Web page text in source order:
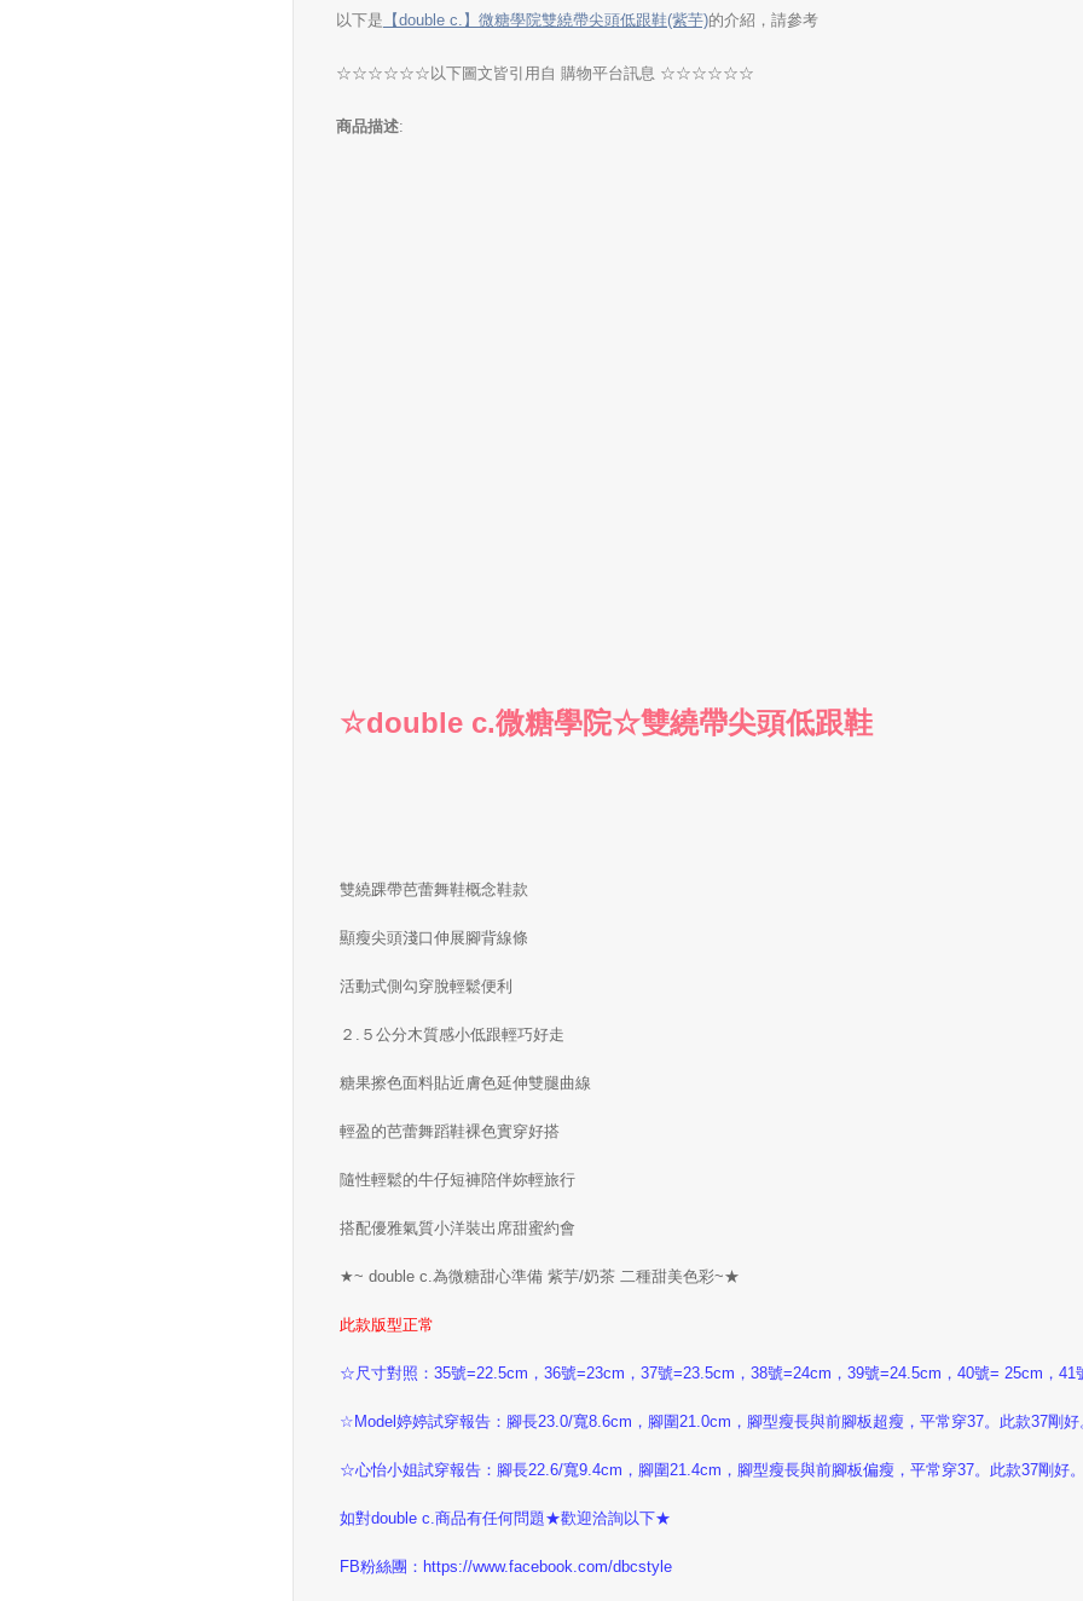
以下是 【double c.】微糖學院雙繞帶尖頭低跟鞋(紫芋)的介紹，請參考
☆☆☆☆☆☆以下圖文皆引用自 購物平台訊息 ☆☆☆☆☆☆
商品描述:
☆double c.微糖學院☆雙繞帶尖頭低跟鞋
雙繞踝帶芭蕾舞鞋概念鞋款
顯瘦尖頭淺口伸展腳背線條
活動式側勾穿脫輕鬆便利
２.５公分木質感小低跟輕巧好走
糖果擦色面料貼近膚色延伸雙腿曲線
輕盈的芭蕾舞蹈鞋裸色實穿好搭
隨性輕鬆的牛仔短褲陪伴妳輕旅行
搭配優雅氣質小洋裝出席甜蜜約會
★~ double c.為微糖甜心準備 紫芋/奶茶 二種甜美色彩~★
此款版型正常
☆尺寸對照：35號=22.5cm，36號=23cm，37號=23.5cm，38號=24cm，39號=24.5cm，40號= 25cm，41
☆Model婷婷試穿報告：腳長23.0/寬8.6cm，腳圍21.0cm，腳型瘦長與前腳板超瘦，平常穿37。此款37剛好
☆心怡小姐試穿報告：腳長22.6/寬9.4cm，腳圍21.4cm，腳型瘦長與前腳板偏瘦，平常穿37。此款37剛好
如對double c.商品有任何問題★歡迎洽詢以下★
FB粉絲團：https://www.facebook.com/dbcstyle